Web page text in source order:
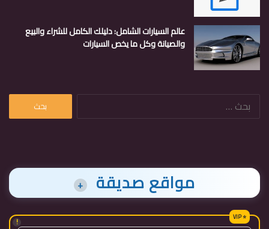
عالم السيارات الشامل: دليلك الكامل للشراء والبيع
والصيانة وكل ما يخص السيارات
البحث
مواقع صديقة +
!